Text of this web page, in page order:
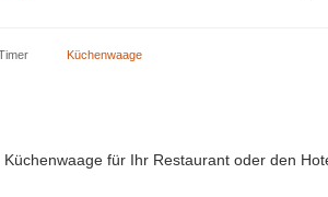
Küchenwaage
für Ihr Restaurant oder den